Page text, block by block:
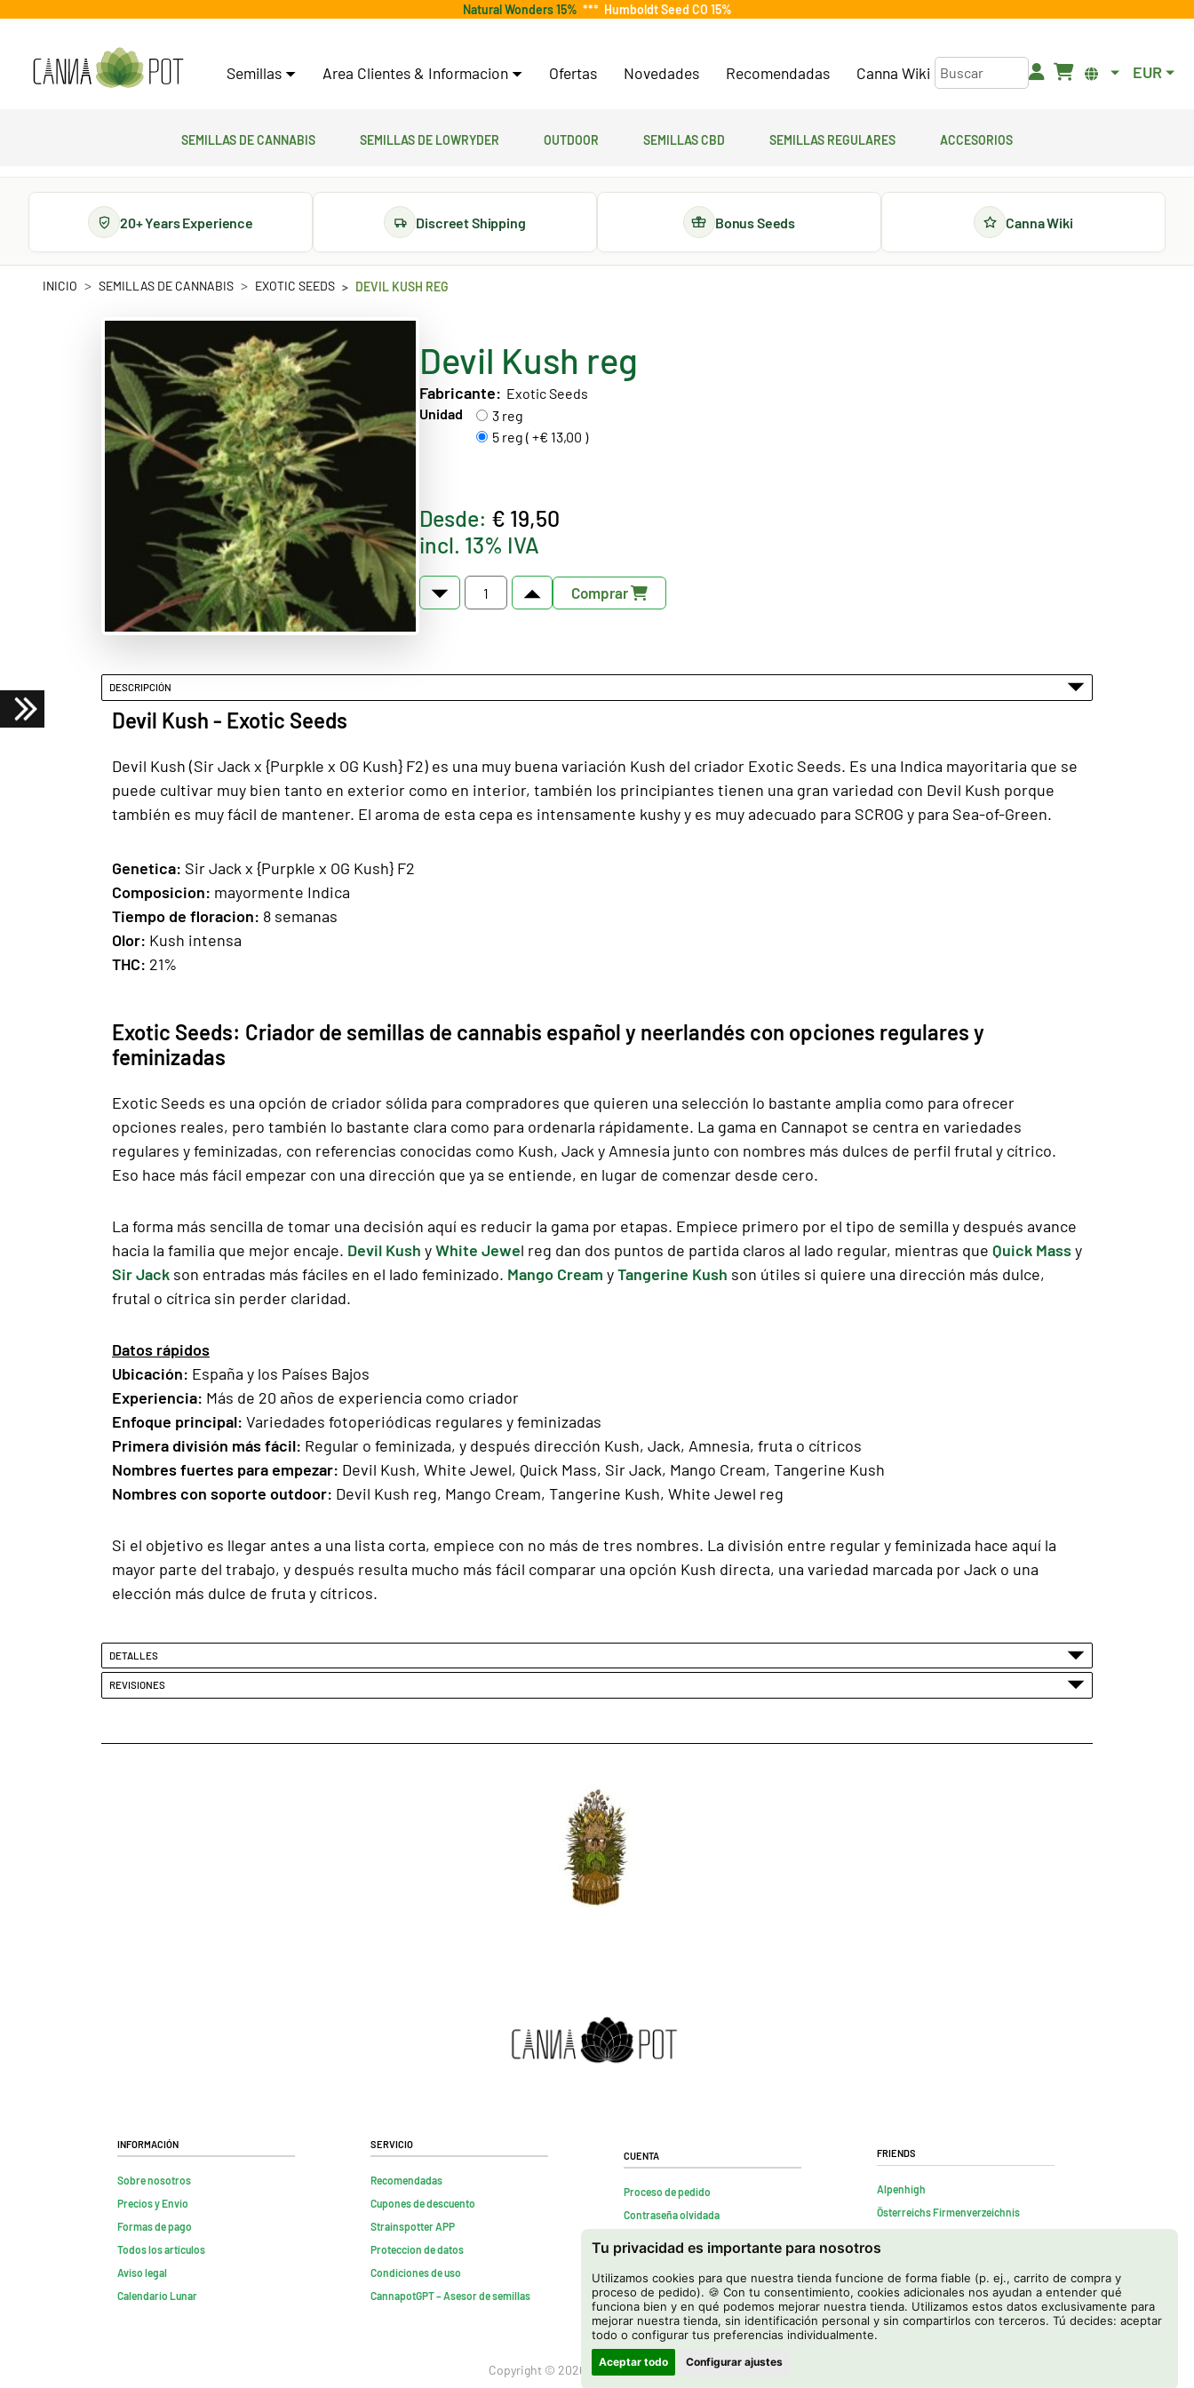
Tu privacidad es importante para nosotros
Utilizamos cookies para que nuestra tienda funcione de forma fiable (p. ej., carrito de compra y
proceso de pedido). 🍪 Con tu consentimiento, cookies adicionales nos ayudan a entender qué
funciona bien y en qué podemos mejorar nuestra tienda. Utilizamos estos datos exclusivamente para
mejorar nuestra tienda, sin identificación personal y sin compartirlos con terceros. Tú decides: aceptar
todo o configurar tus preferencias individualmente.
Aceptar todo Configurar ajustes
Natural Wonders 15% *** Humboldt Seed CO 15%
Semillas Area Clientes & Informacion Ofertas Novedades Recomendadas Canna Wiki EUR
Semillas de cannabis Semillas de lowryder Outdoor Semillas CBD Semillas regulares Accesorios
20+ Years Experience Discreet Shipping Bonus Seeds Canna Wiki
INICIO SEMILLAS DE CANNABIS EXOTIC SEEDS DEVIL KUSH REG
Devil Kush reg
Fabricante: Exotic Seeds
Unidad
3 reg
5 reg ( +€ 13,00 )
Desde: € 19,50
incl. 13% IVA
Comprar
DESCRIPCIÓN
Devil Kush - Exotic Seeds
Devil Kush (Sir Jack x {Purpkle x OG Kush} F2) es una muy buena variación Kush del criador Exotic Seeds. Es una Indica mayoritaria que se
puede cultivar muy bien tanto en exterior como en interior, también los principiantes tienen una gran variedad con Devil Kush porque
también es muy fácil de mantener. El aroma de esta cepa es intensamente kushy y es muy adecuado para SCROG y para Sea-of-Green.
Genetica: Sir Jack x {Purpkle x OG Kush} F2
Composicion: mayormente Indica
Tiempo de floracion: 8 semanas
Olor: Kush intensa
THC: 21%
Exotic Seeds: Criador de semillas de cannabis español y neerlandés con opciones regulares y
feminizadas
Exotic Seeds es una opción de criador sólida para compradores que quieren una selección lo bastante amplia como para ofrecer
opciones reales, pero también lo bastante clara como para ordenarla rápidamente. La gama en Cannapot se centra en variedades
regulares y feminizadas, con referencias conocidas como Kush, Jack y Amnesia junto con nombres más dulces de perfil frutal y cítrico.
Eso hace más fácil empezar con una dirección que ya se entiende, en lugar de comenzar desde cero.
La forma más sencilla de tomar una decisión aquí es reducir la gama por etapas. Empiece primero por el tipo de semilla y después avance
hacia la familia que mejor encaje. Devil Kush yWhite Jewel reg dan dos puntos de partida claros al lado regular, mientras que Quick Massy
Sir Jack son entradas más fáciles en el lado feminizado. Mango Cream yTangerine Kush son útiles si quiere una dirección más dulce,
frutal o cítrica sin perder claridad.
Datos rápidos
Ubicación: España y los Países Bajos
Experiencia: Más de 20 años de experiencia como criador
Enfoque principal: Variedades fotoperiódicas regulares y feminizadas
Primera división más fácil: Regular o feminizada, y después dirección Kush, Jack, Amnesia, fruta o cítricos
Nombres fuertes para empezar: Devil Kush, White Jewel, Quick Mass, Sir Jack, Mango Cream, Tangerine Kush
Nombres con soporte outdoor: Devil Kush reg, Mango Cream, Tangerine Kush, White Jewel reg
Si el objetivo es llegar antes a una lista corta, empiece con no más de tres nombres. La división entre regular y feminizada hace aquí la
mayor parte del trabajo, y después resulta mucho más fácil comparar una opción Kush directa, una variedad marcada por Jack o una
elección más dulce de fruta y cítricos.
DETALLES
REVISIONES
Información
Sobre nosotros
Precios y Envio
Formas de pago
Todos los artículos
Aviso legal
Calendario Lunar
Servicio
Recomendadas
Cupones de descuento
Strainspotter APP
Proteccion de datos
Condiciones de uso
CannapotGPT – Asesor de semillas
Cuenta
Proceso de pedido
Contraseña olvidada
Rescindir contrato
Friends
Alpenhigh
Österreichs Firmenverzeichnis
Copyright © 2026 Cannapot Onlineshop